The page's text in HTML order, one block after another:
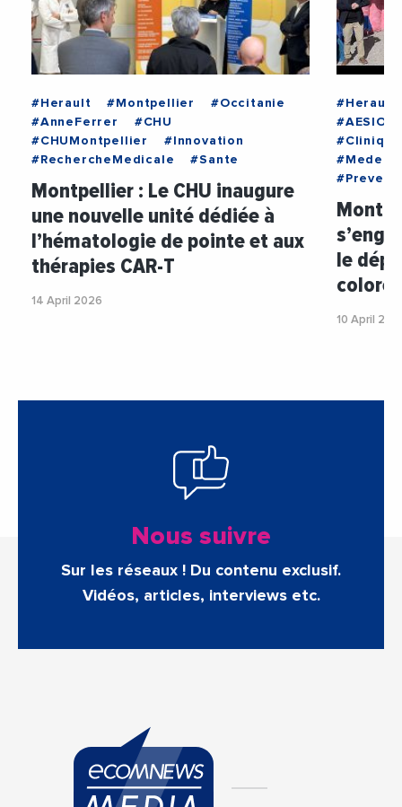
#Herault #Montpellier
#Occitanie
#AnneFerrer
#CHU
#CHUMontpellier
#Innovation
#RechercheMedicale
#Sante
Montpellier : Le CHU inaugure
une nouvelle unité dédiée à
l’hématologie de pointe et aux
thérapies CAR-T
14 April 2026
#Herault
#AESIO
#Clinique
le
10 April
Nous suivre
Sur les réseaux ! Du contenu exclusif.
Vidéos, articles, interviews etc.